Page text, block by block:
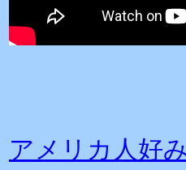
アメリカ人好